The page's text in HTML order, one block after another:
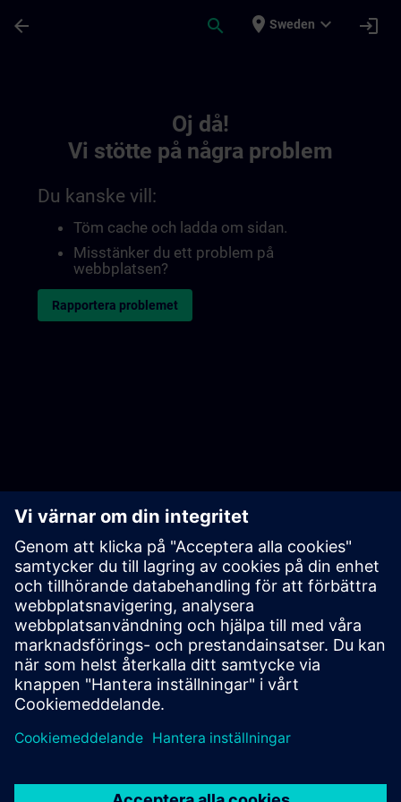
arrow_back search place Sweden expand_more login
Oj då!
Vi stötte på några problem
Du kanske vill:
Töm cache och ladda om sidan.
Misstänker du ett problem på
webbplatsen?
Rapportera problemet